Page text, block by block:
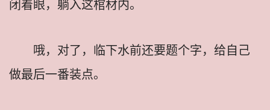
闭着眼，躺入这棺材内。
哦，对了，临下水前还要题个字，给自己
做最后一番装点。